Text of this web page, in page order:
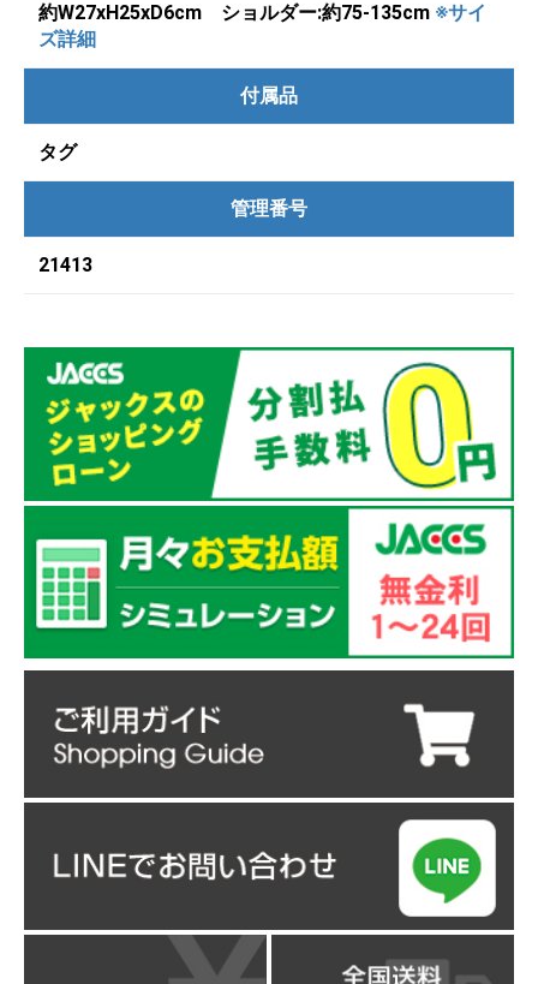
約W27xH25xD6cm ショルダー:約75-135cm ※サイ
ズ詳細
付属品
タグ
管理番号
21413